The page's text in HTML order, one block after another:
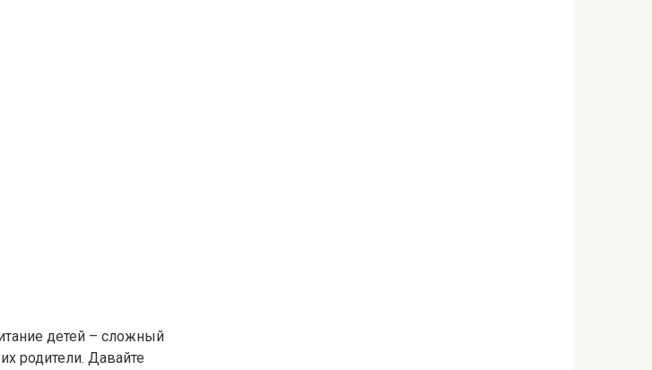
детей – сложный
родители. Давайте